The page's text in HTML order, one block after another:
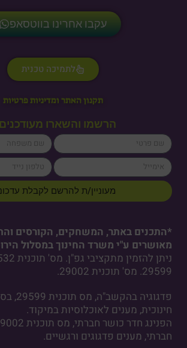
עקבו אחרינו בווטסאפ
לתמיכה טכנית
תקנון האתר ומדיניות פרטיות
*התכנים באתר, המשחקים, הקורסים
מאושרים ע"י משרד החינוך במסלול
29599. מס' תוכנית 29002.
פדגוגיה
חינוכית, מענים לאוכלוסיות במיקוד.
חברתי, מענים פדגוגים ורגשיים.
הרשמו והשארו
firstName
lastName
email
cellPhone
מעוניין/ת להרשם לקבלת